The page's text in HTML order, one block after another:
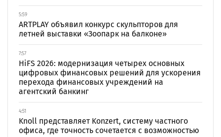
5:59
ARTPLAY объявил конкурс скульпторов для
летней выставки «Зоопарк на балконе»
7:57
HiFS 2026: модернизация четырех основных
цифровых финансовых решений для ускорения
перехода финансовых учреждений на
агентский банкинг
4:51
Knoll представляет Konzert, систему частного
офиса, где точность сочетается с возможностью